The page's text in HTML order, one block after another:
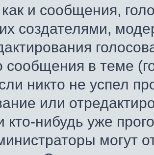
и сообщения,
создателями,
сообщения в теме
никто не успел
или
кто-нибудь уже
могут